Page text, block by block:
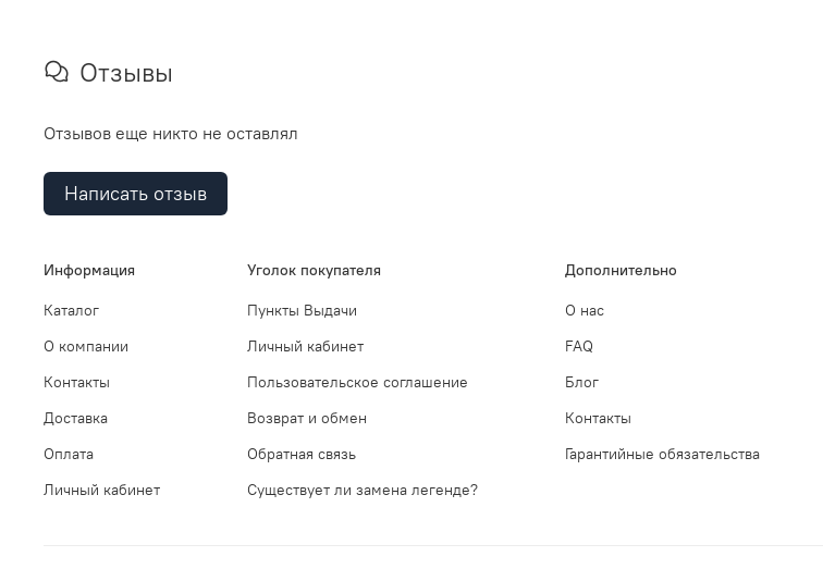
Отзывы
Отзывов еще никто не оставлял
Написать отзыв
Информация
Каталог
О компании
Контакты
Доставка
Оплата
Личный кабинет
Уголок покупателя
Пункты Выдачи
Личный кабинет
Пользовательское соглашение
Возврат и обмен
Обратная связь
Существует ли замена легенде?
Дополнительно
О нас
FAQ
Блог
Контакты
Гарантийные обязательства